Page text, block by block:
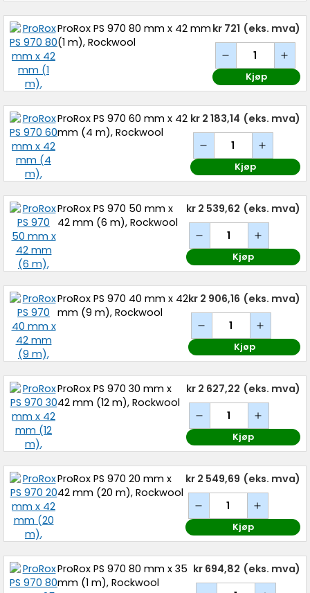
ProRox PS 970 80 mm x 42 mm
(1 m), Rockwool
kr 721 (eks. mva)
Kjøp
ProRox PS 970 60 mm x 42
mm (4 m), Rockwool
kr 2 183,14 (eks. mva)
Kjøp
ProRox PS 970 50 mm x
42 mm (6 m), Rockwool
kr 2 539,62 (eks. mva)
Kjøp
ProRox PS 970 40 mm x 42
mm (9 m), Rockwool
kr 2 906,16 (eks. mva)
Kjøp
ProRox PS 970 30 mm x
42 mm (12 m), Rockwool
kr 2 627,22 (eks. mva)
Kjøp
ProRox PS 970 20 mm x
42 mm (20 m), Rockwool
kr 2 549,69 (eks. mva)
Kjøp
ProRox PS 970 80 mm x 35
mm (1 m), Rockwool
kr 694,82 (eks. mva)